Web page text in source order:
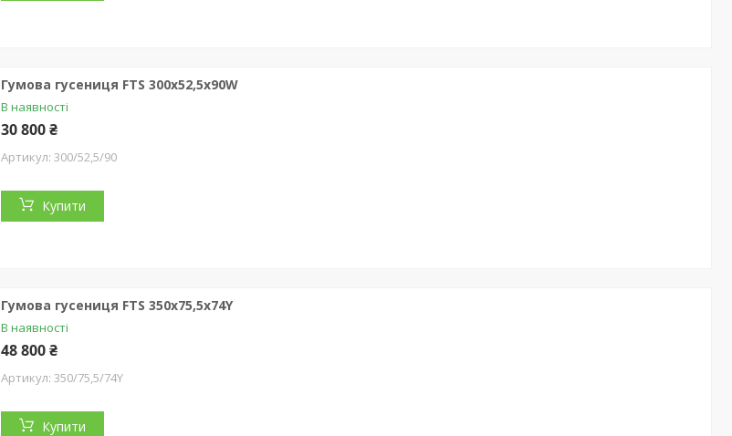
Гумова гусениця FTS 300x52,5x90W
В наявності
30 800 ₴
300/52,5/90
Купити
Гумова гусениця FTS 350х75,5х74Y
В наявності
48 800 ₴
350/75,5/74Y
Купити